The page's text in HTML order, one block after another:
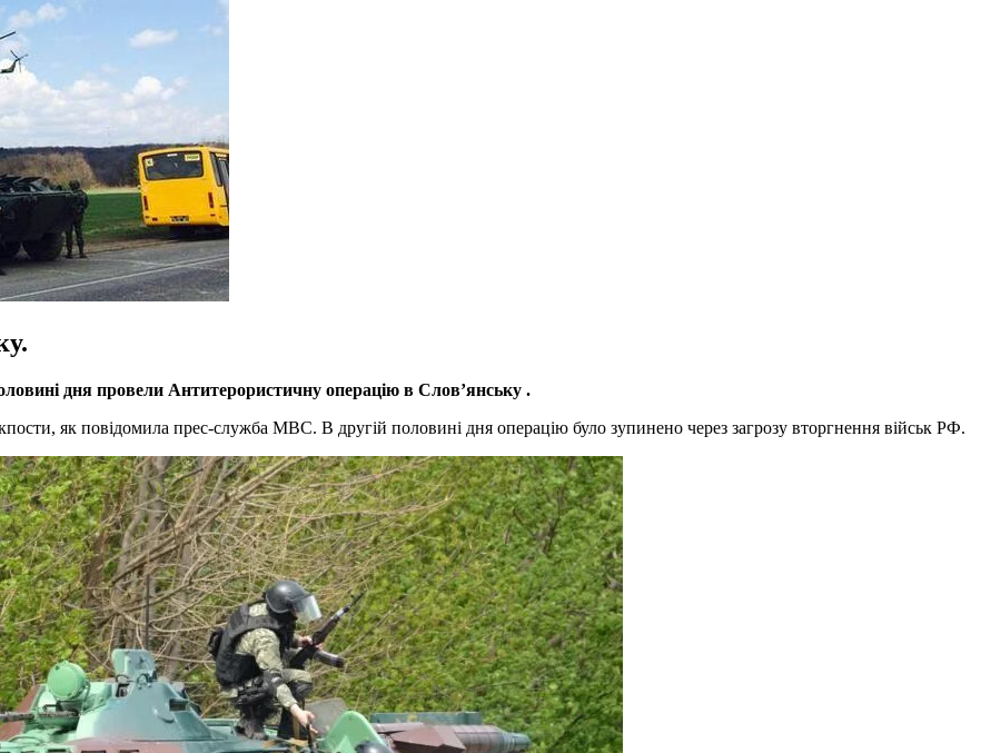
дня провели Антитерористичну операцію в Слов’янську .
як повідомила прес-служба МВС. В другій половині дня операцію було зупинено через загрозу вторгнення військ РФ.